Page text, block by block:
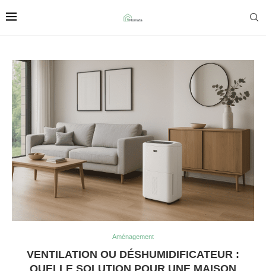
Aménagement
VENTILATION OU DÉSHUMIDIFICATEUR :
QUELLE SOLUTION POUR UNE MAISON